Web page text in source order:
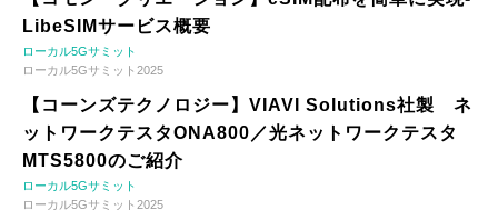
LibeSIMサービス概要
ローカル5Gサミット
ローカル5Gサミット2025
【コーンズテクノロジー】VIAVI Solutions社製 ネ
ットワークテスタONA800／光ネットワークテスタ
MTS5800のご紹介
ローカル5Gサミット
ローカル5Gサミット2025